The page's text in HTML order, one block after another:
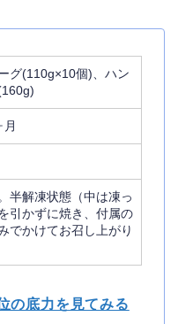
グ(110g×10個)、ハン
半解凍状態（中は凍っ
引かずに焼き、付属の
でかけてお召し上がり
の底力を見てみる